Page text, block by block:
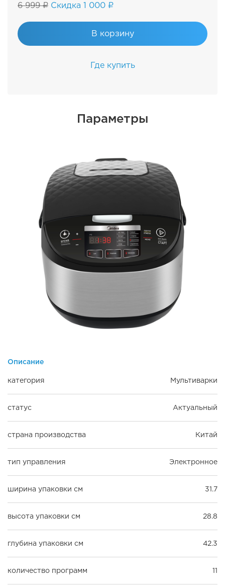
6 999 ₽ Скидка 1 000 ₽
В корзину
Где купить
Параметры
Описание
категория Мультиварки
статус Актуальный
страна производства Китай
тип управления Электронное
ширина упаковки см 31.7
высота упаковки см 28.8
глубина упаковки см 42.3
количество программ 11